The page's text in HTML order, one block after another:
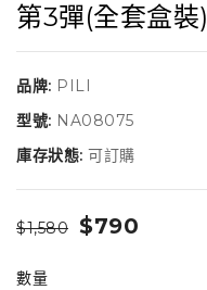
第3彈(全套盒裝)
品牌: PILI
型號: NA08075
庫存狀態: 可訂購
$1,580 $790
數量